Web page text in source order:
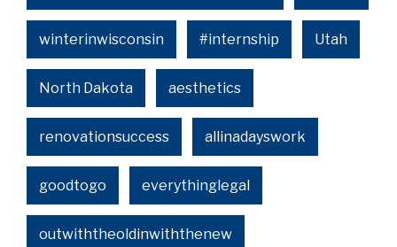
winterinwisconsin #internship Utah
North Dakota aesthetics
renovationsuccess allinadayswork
goodtogo everythinglegal
outwiththeoldinwiththenew